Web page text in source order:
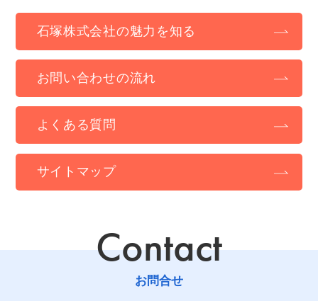
石塚株式会社の魅力を知る
お問い合わせの流れ
よくある質問
サイトマップ
Contact
お問合せ